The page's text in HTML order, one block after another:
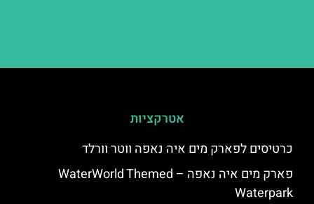
אטרקציות
כרטיסים לפארק מים איה נאפה ווטר וורלד
פארק מים איה נאפה – ‪‪WaterWorld Themed
Waterpark‬‬